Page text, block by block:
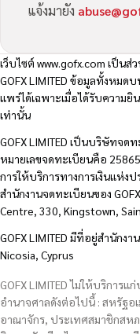
แจ้งมายัง
เว็บไซต์ www.gofx.com เป็นส่
GOFX LIMITED ข้อมูลทั้งหมด
แพร่ได้เฉพาะเมื่อได้รับความยิ
เท่านั้น
GOFX LIMITED เป็นบริษัทจด
หมายเลขจดทะเบียนคือ
การให้บริการทางการเงินแห่งป
สำนักงานจดทะเบียนของ
Centre, 330, Kingstown,
GOFX LIMITED มีที่อยู่สำนักง
Nicosia, Cyprus
GOFX LIMITED ไม่ให้บริกา
อำนาจศาลดังต่อไปนี้ : สหรัฐอ
อาณาจักร, ประเทศสมาชิกสห